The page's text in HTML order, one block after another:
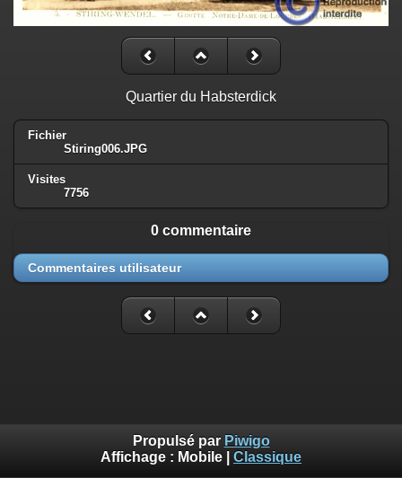
Quartier du Habsterdick
Fichier
Stiring006.JPG
Visites
7756
0 commentaire
Commentaires utilisateur
Propulsé par Piwigo
Affichage : Mobile Classique